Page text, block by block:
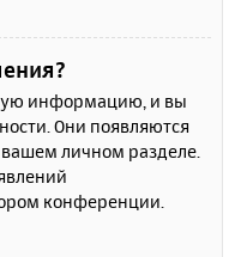
информацию, и вы
Они появляются
личном разделе.
конференции.